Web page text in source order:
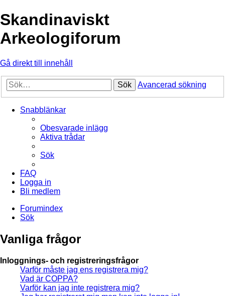
Skandinaviskt
Arkeologiforum
Gå direkt till innehåll
Sök Avancerad sökning
Snabblänkar
Obesvarade inlägg
Aktiva trådar
Sök
FAQ
Logga in
Bli medlem
Forumindex
Sök
Vanliga frågor
Inloggnings- och registreringsfrågor
Varför måste jag ens registrera mig?
Vad är COPPA?
Varför kan jag inte registrera mig?